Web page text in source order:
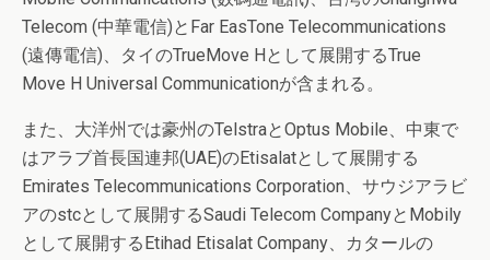
Telecom (中華電信)とFar EasTone Telecommunications
(遠傳電信)、タイのTrueMove Hとして展開するTrue
Move H Universal Communicationが含まれる。
また、大洋州では豪州のTelstraとOptus Mobile、中東で
はアラブ首長国連邦(UAE)のEtisalatとして展開する
Emirates Telecommunications Corporation、サウジアラビ
アのstcとして展開するSaudi Telecom CompanyとMobily
として展開するEtihad Etisalat Company、カタールの